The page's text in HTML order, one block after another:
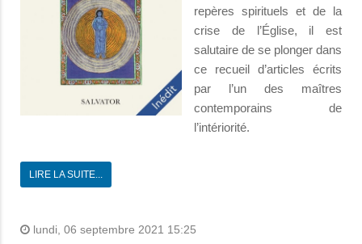
repères spirituels et de la
crise de l’Église, il est
salutaire de se plonger dans
ce recueil d’articles écrits
par l’un des maîtres
contemporains de
l’intériorité.
LIRE LA SUITE...
lundi, 06 septembre 2021 15:25